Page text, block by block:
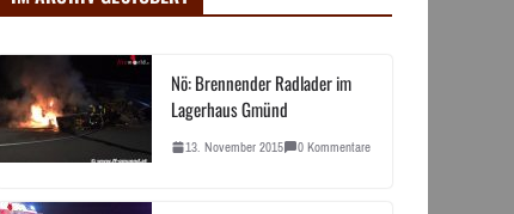
Nö: Brennender Radlader im
Lagerhaus Gmünd
13. November 2015 0 Kommentare